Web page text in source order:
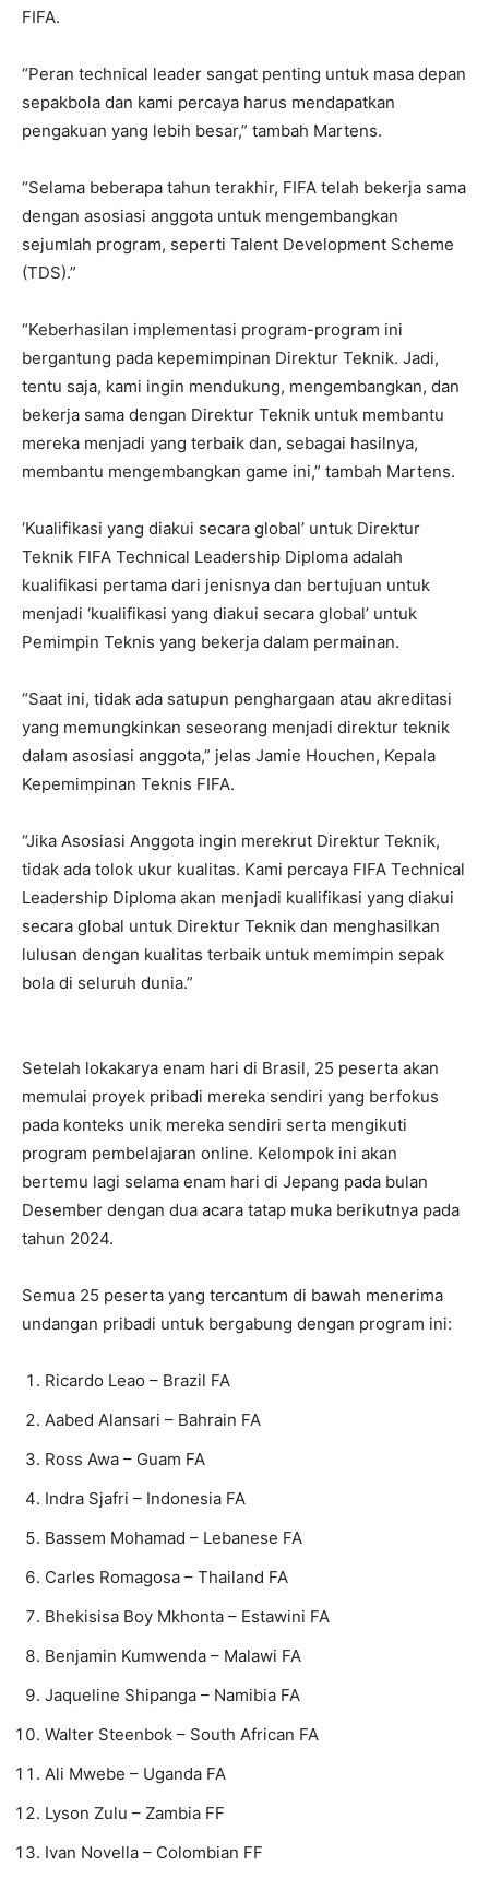
FIFA.
“Peran technical leader sangat penting untuk masa depan
sepakbola dan kami percaya harus mendapatkan
pengakuan yang lebih besar,” tambah Martens.
“Selama beberapa tahun terakhir, FIFA telah bekerja sama
dengan asosiasi anggota untuk mengembangkan
sejumlah program, seperti Talent Development Scheme
(TDS).”
“Keberhasilan implementasi program-program ini
bergantung pada kepemimpinan Direktur Teknik. Jadi,
tentu saja, kami ingin mendukung, mengembangkan, dan
bekerja sama dengan Direktur Teknik untuk membantu
mereka menjadi yang terbaik dan, sebagai hasilnya,
membantu mengembangkan game ini,” tambah Martens.
‘Kualifikasi yang diakui secara global’ untuk Direktur
Teknik FIFA Technical Leadership Diploma adalah
kualifikasi pertama dari jenisnya dan bertujuan untuk
menjadi ‘kualifikasi yang diakui secara global’ untuk
Pemimpin Teknis yang bekerja dalam permainan.
“Saat ini, tidak ada satupun penghargaan atau akreditasi
yang memungkinkan seseorang menjadi direktur teknik
dalam asosiasi anggota,” jelas Jamie Houchen, Kepala
Kepemimpinan Teknis FIFA.
“Jika Asosiasi Anggota ingin merekrut Direktur Teknik,
tidak ada tolok ukur kualitas. Kami percaya FIFA Technical
Leadership Diploma akan menjadi kualifikasi yang diakui
secara global untuk Direktur Teknik dan menghasilkan
lulusan dengan kualitas terbaik untuk memimpin sepak
bola di seluruh dunia.”
Setelah lokakarya enam hari di Brasil, 25 peserta akan
memulai proyek pribadi mereka sendiri yang berfokus
pada konteks unik mereka sendiri serta mengikuti
program pembelajaran online. Kelompok ini akan
bertemu lagi selama enam hari di Jepang pada bulan
Desember dengan dua acara tatap muka berikutnya pada
tahun 2024.
Semua 25 peserta yang tercantum di bawah menerima
undangan pribadi untuk bergabung dengan program ini:
Ricardo Leao – Brazil FA
Aabed Alansari – Bahrain FA
Ross Awa – Guam FA
Indra Sjafri – Indonesia FA
Bassem Mohamad – Lebanese FA
Carles Romagosa – Thailand FA
Bhekisisa Boy Mkhonta – Estawini FA
Benjamin Kumwenda – Malawi FA
Jaqueline Shipanga – Namibia FA
Walter Steenbok – South African FA
Ali Mwebe – Uganda FA
Lyson Zulu – Zambia FF
Ivan Novella – Colombian FF